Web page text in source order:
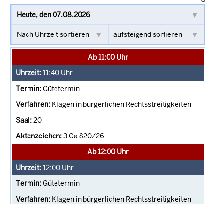
Ab 11:00 Uhr
11:40 Uhr
Gütetermin
Klagen in bürgerlichen Rechtsstreitigkeiten
20
3 Ca 820/26
Ab 12:00 Uhr
12:00 Uhr
Gütetermin
Klagen in bürgerlichen Rechtsstreitigkeiten